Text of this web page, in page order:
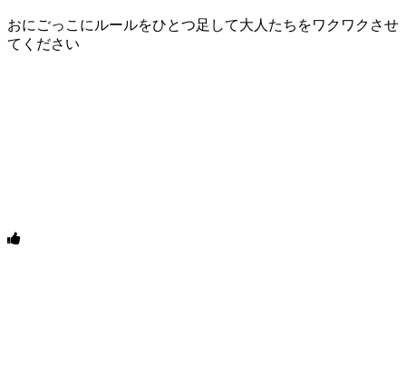
おにごっこにルールをひとつ足して大人たちをワクワクさせ
てください